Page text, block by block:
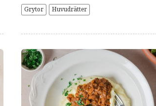
Grytor Huvudrätter